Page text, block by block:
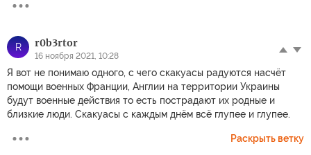
R r0b3rtor
16 ноября 2021, 10:28
Я вот не понимаю одного, с чего скакуасы радуются насчёт
помощи военных Франции, Англии на территории Украины
будут военные действия то есть пострадают их родные и
близкие люди. Скакуасы с каждым днём всё глупее и глупее.
Раскрыть ветку